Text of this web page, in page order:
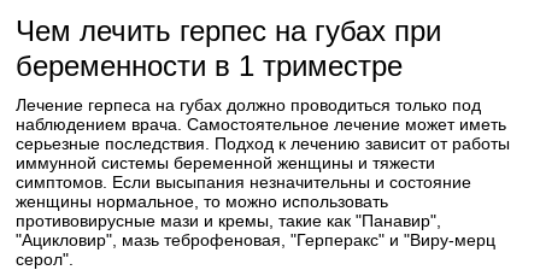
Чем лечить герпес на губах при
беременности в 1 триместре
Лечение герпеса на губах должно проводиться только под
наблюдением врача. Самостоятельное лечение может иметь
серьезные последствия. Подход к лечению зависит от работы
иммунной системы беременной женщины и тяжести
симптомов. Если высыпания незначительны и состояние
женщины нормальное, то можно использовать
противовирусные мази и кремы, такие как "Панавир",
"Ацикловир", мазь теброфеновая, "Герперакс" и "Виру-мерц
серол".